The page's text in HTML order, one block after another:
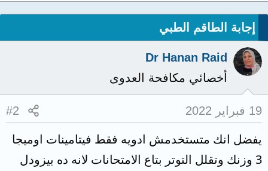
إجابة الطاقم الطبي
Dr Hanan Raid
أخصائي مكافحة العدوى
19 فبراير 2022 #2
يفضل انك متستخدمش ادويه فقط فيتامينات اوميجا
3 وزنك وتقلل التوتر بتاع الامتحانات لانه ده بيزودل